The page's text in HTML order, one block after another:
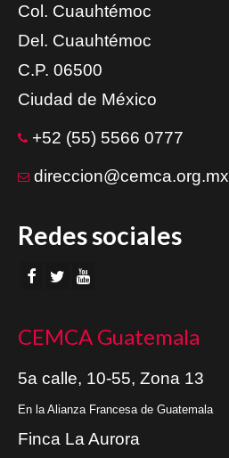
Col. Cuauhtémoc
Del. Cuauhtémoc
C.P. 06500
Ciudad de México
+52 (55) 5566 0777
direccion@cemca.org.mx
Redes sociales
CEMCA Guatemala
5a calle, 10-55, Zona 13
En la Alianza Francesa de Guatemala
Finca La Aurora